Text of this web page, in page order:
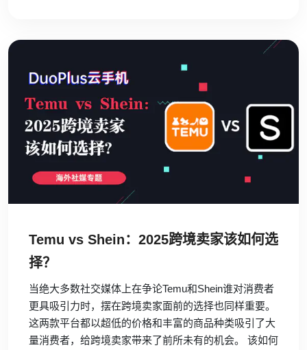
Temu vs Shein：2025跨境卖家该如何选
择？
当绝大多数社交媒体上在争论Temu和Shein谁对消费者
更具吸引力时，摆在跨境卖家面前的选择也同样重要。
这两款平台都以超低的价格和丰富的商品种类吸引了大
量消费者，给跨境卖家带来了前所未有的机会。 该如何